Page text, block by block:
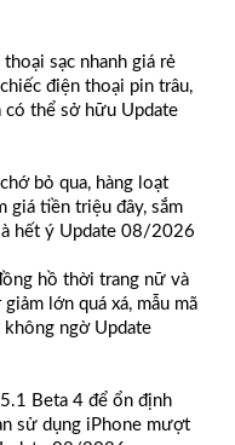
sạc nhanh giá rẻ
điện thoại pin trâu,
thể sở hữu Update
bỏ qua, hàng loạt
giá tiền triệu đây, sắm
hết ý Update 08/2026
hồ thời trang nữ và
lớn quá xá, mẫu mã
không ngờ Update
Beta 4 để ổn định
sử dụng iPhone mượt